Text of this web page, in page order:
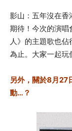
影山：五年沒在香
期待！今次的演唱
人》的主題歌也
為止。 大家一起玩
另外，關於8月27
動…？